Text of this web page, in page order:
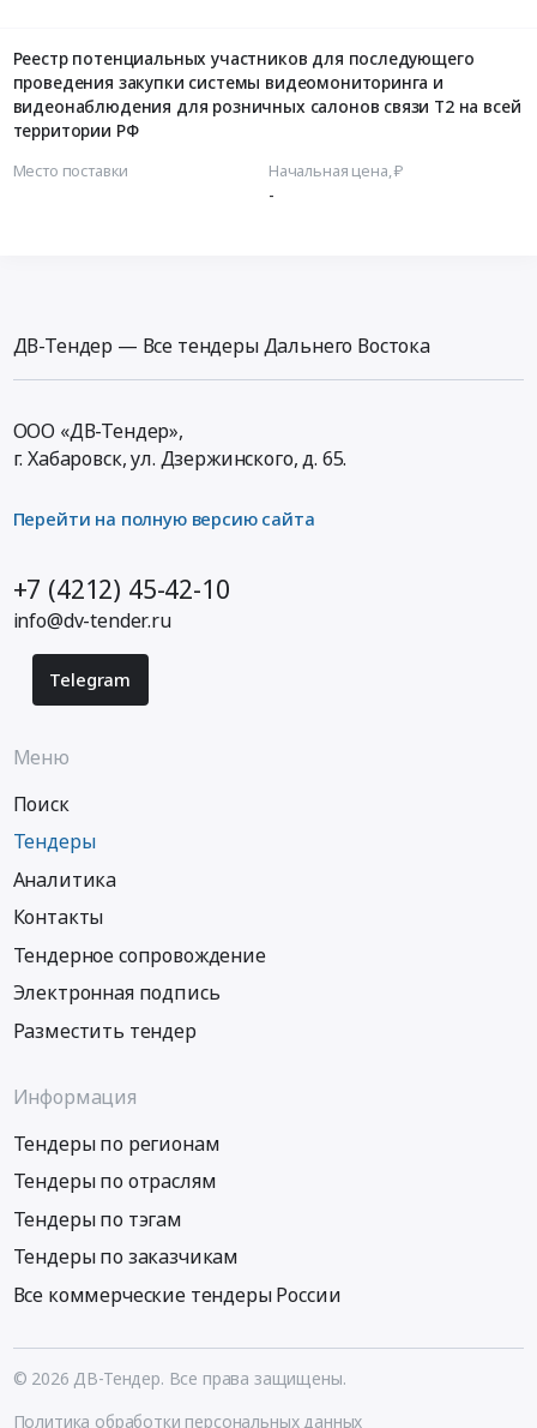
Реестр потенциальных участников для последующего
проведения закупки системы видеомониторинга и
видеонаблюдения для розничных салонов связи Т2 на всей
территории РФ
Место поставки Начальная цена, ₽
-
ДВ-Тендер — Все тендеры Дальнего Востока
ООО «ДВ-Тендер»,
г. Хабаровск,ул. Дзержинского, д. 65.
Перейти на полную версию сайта
+7 (4212) 45-42-10
info@dv-tender.ru
Telegram
Меню
Поиск
Тендеры
Аналитика
Контакты
Тендерное сопровождение
Электронная подпись
Разместить тендер
Информация
Тендеры по регионам
Тендеры по отраслям
Тендеры по тэгам
Тендеры по заказчикам
Все коммерческие тендеры России
© 2026 ДВ-Тендер. Все права защищены.
Политика обработки персональных данных